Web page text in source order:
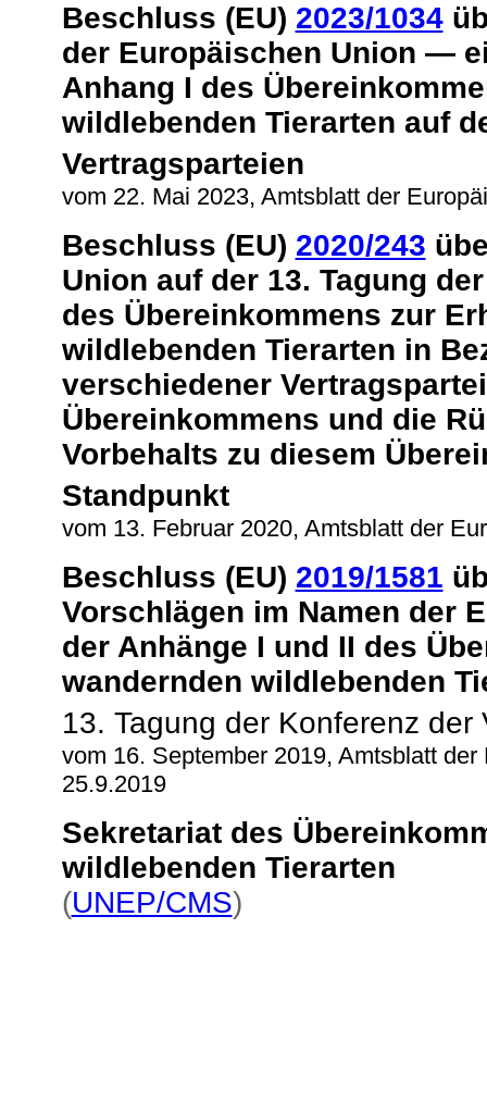
Beschluss (EU) 2023/1034
der Europäischen Union —
Anhang I des
wildlebenden Tierarten auf
Vertragsparteien
vom 22. Mai 2023, Amtsblatt der
Beschluss (EU) 2020/243
Union auf der 13. Tagung
des Übereinkommens zur
wildlebenden Tierarten in
verschiedener
Übereinkommens und die
Vorbehalts zu diesem
Standpunkt
vom 13. Februar 2020, Amtsblatt der
Beschluss (EU) 2019/1581
Vorschlägen im Namen der
der Anhänge I und II des
wandernden wildlebenden
13. Tagung der Konferenz der
vom 16. September 2019, Amtsblatt
25.9.2019
Sekretariat des
wildlebenden Tierarten
(UNEP/CMS)